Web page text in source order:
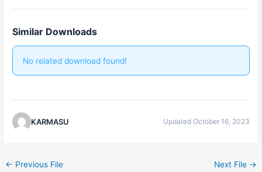
Similar Downloads
No related download found!
KARMASU Updated October 16, 2023
← Previous File Next File →